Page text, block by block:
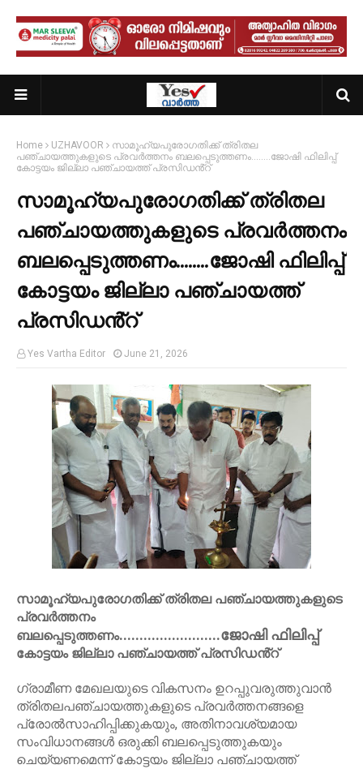
Home UZHAVOOR
സാമൂഹ്യപുരോഗതിക്ക് ത്രിതല
പഞ്ചായത്തുകളുടെ പ്രവർത്തനം ബലപ്പെടുത്തണം........ജോഷി ഫിലിപ്പ്
കോട്ടയം ജില്ലാ പഞ്ചായത്ത് പ്രസിഡൻ്റ്
സാമൂഹ്യപുരോഗതിക്ക് ത്രിതല
പഞ്ചായത്തുകളുടെ പ്രവർത്തനം
ബലപ്പെടുത്തണം........ജോഷി ഫിലിപ്പ്
കോട്ടയം ജില്ലാ പഞ്ചായത്ത്
പ്രസിഡൻ്റ്
Yes Vartha Editor June 21, 2026
സാമൂഹ്യപുരോഗതിക്ക് ത്രിതല പഞ്ചായത്തുകളുടെ
പ്രവർത്തനം
ബലപ്പെടുത്തണം.........................ജോഷി ഫിലിപ്പ്
കോട്ടയം ജില്ലാ പഞ്ചായത്ത് പ്രസിഡൻ്റ്
ഗ്രാമീണ മേഖലയുടെ വികസനം ഉറപ്പുവരുത്തുവാൻ
ത്രിതലപഞ്ചായത്തുകളുടെ പ്രവർത്തനങ്ങളെ
പ്രോൽസാഹിപ്പിക്കുകയും, അതിനാവശ്യമായ
സംവിധാനങ്ങൾ ഒരുക്കി ബലപ്പെടുത്തുകയും
ചെയ്യണമെന്ന് കോട്ടയം ജില്ലാ പഞ്ചായത്ത്